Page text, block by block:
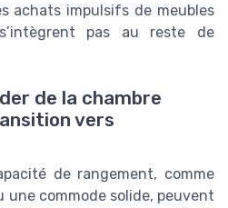
achats impulsifs de meubles
pas au reste de
de la chambre
vers
de rangement, comme
une commode solide, peuvent